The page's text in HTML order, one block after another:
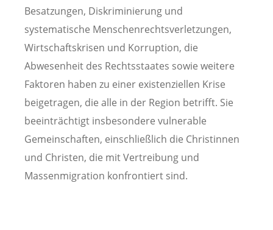
Besatzungen, Diskriminierung und
systematische Menschenrechtsverletzungen,
Wirtschaftskrisen und Korruption, die
Abwesenheit des Rechtsstaates sowie weitere
Faktoren haben zu einer existenziellen Krise
beigetragen, die alle in der Region betrifft. Sie
beeinträchtigt insbesondere vulnerable
Gemeinschaften, einschließlich die Christinnen
und Christen, die mit Vertreibung und
Massenmigration konfrontiert sind.